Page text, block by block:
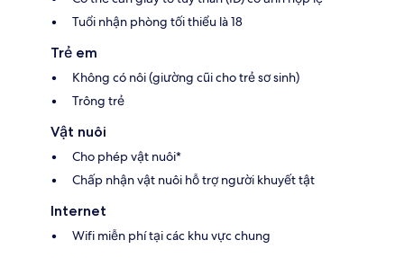
Tuổi nhận phòng tối thiểu là 18
Trẻ em
Không có nôi (giường cũi cho trẻ sơ sinh)
Trông trẻ
Vật nuôi
Cho phép vật nuôi*
Chấp nhận vật nuôi hỗ trợ người khuyết tật
Internet
Wifi miễn phí tại các khu vực chung